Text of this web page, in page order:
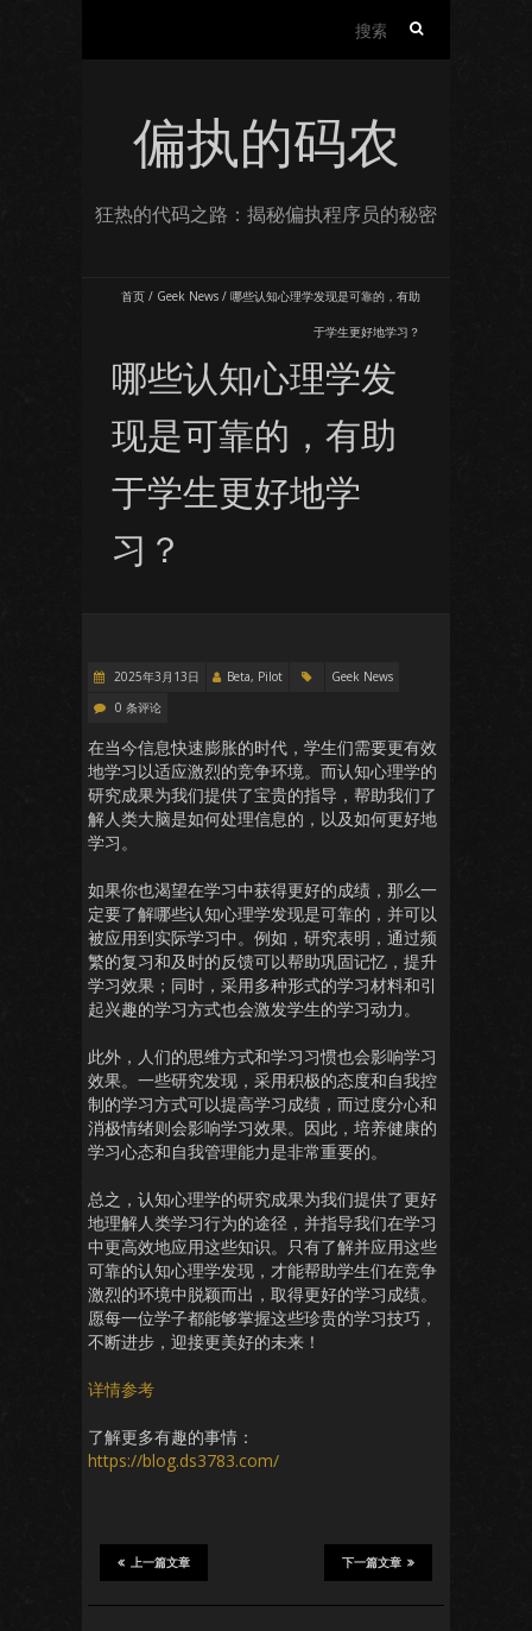
偏执的码农
狂热的代码之路：揭秘偏执程序员的秘密
首页 / Geek News / 哪些认知心理学发现是可靠的，有助
于学生更好地学习？
哪些认知心理学发
现是可靠的，有助
于学生更好地学
习？
2025年3月13日 Beta, Pilot
Geek News
0 条评论
在当今信息快速膨胀的时代，学生们需要更有效
地学习以适应激烈的竞争环境。而认知心理学的
研究成果为我们提供了宝贵的指导，帮助我们了
解人类大脑是如何处理信息的，以及如何更好地
学习。
如果你也渴望在学习中获得更好的成绩，那么一
定要了解哪些认知心理学发现是可靠的，并可以
被应用到实际学习中。例如，研究表明，通过频
繁的复习和及时的反馈可以帮助巩固记忆，提升
学习效果；同时，采用多种形式的学习材料和引
起兴趣的学习方式也会激发学生的学习动力。
此外，人们的思维方式和学习习惯也会影响学习
效果。一些研究发现，采用积极的态度和自我控
制的学习方式可以提高学习成绩，而过度分心和
消极情绪则会影响学习效果。因此，培养健康的
学习心态和自我管理能力是非常重要的。
总之，认知心理学的研究成果为我们提供了更好
地理解人类学习行为的途径，并指导我们在学习
中更高效地应用这些知识。只有了解并应用这些
可靠的认知心理学发现，才能帮助学生们在竞争
激烈的环境中脱颖而出，取得更好的学习成绩。
愿每一位学子都能够掌握这些珍贵的学习技巧，
不断进步，迎接更美好的未来！
详情参考
了解更多有趣的事情：
https://blog.ds3783.com/
下一篇文章
上一篇文章